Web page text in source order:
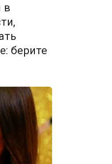
в
берите